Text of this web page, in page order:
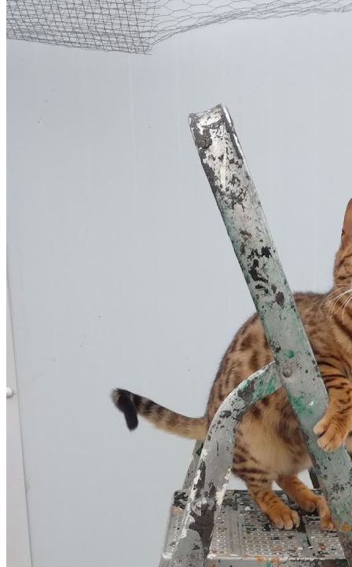
un professionnel du service canin situé à Nîmes. Noté
5/5 ⭐⭐⭐⭐⭐ sur Google Maps avec 1 avis.